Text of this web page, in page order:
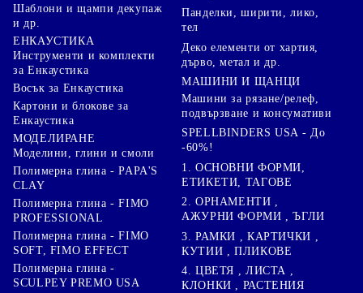
Шаблони и щампи декупаж
и др.
ЕНКАУСТИКА
Инструменти и комплекти
за Енкаустика
Восък за Енкаустика
Картони и блокове за
Енкаустика
МОДЕЛИРАНЕ
Моделини, глини и смоли
Полимерна глина - PAPA'S
CLAY
Полимерна глина - FIMO
PROFESSIONAL
Полимерна глина - FIMO
SOFT, FIMO EFFECT
Полимерна глина -
SCULPEY PREMO USA
Панделки, ширити, лико,
тел
Деко елементи от хартия,
дърво, метал и др.
МАШИНИ И ЩАНЦИ
Машини за рязане/релеф,
подвързване и консумативи
SPELLBINDERS USA - До
-60%!
1. ОСНОВНИ ФОРМИ,
ЕТИКЕТИ, ТАГОВЕ
2. ОРНАМЕНТИ ,
АЖУРНИ ФОРМИ , ЪГЛИ
3. РАМКИ , КАРТИЧКИ ,
КУТИИ , ПЛИКОВЕ
4. ЦВЕТЯ , ЛИСТА ,
КЛОНКИ , РАСТЕНИЯ